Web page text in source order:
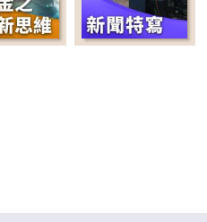
22:20-00:00
What's Up Bro